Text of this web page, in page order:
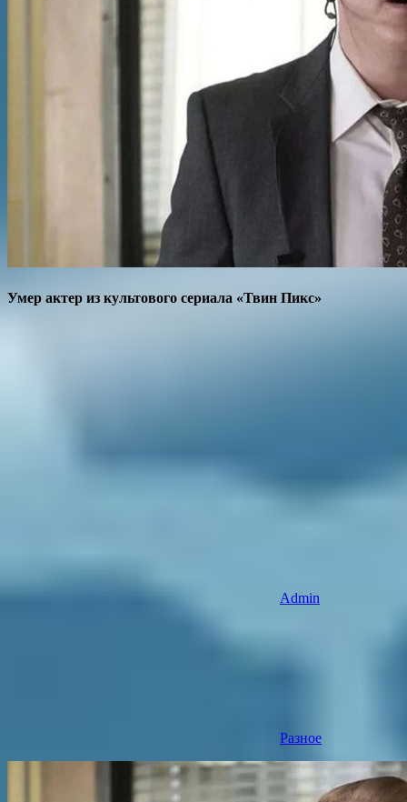
Умер актер из культового сериала «Твин Пикс»
Admin
Разное